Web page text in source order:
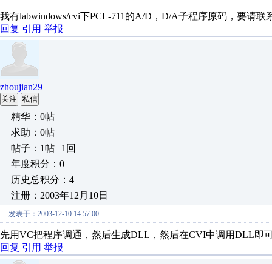
我有labwindows/cvi下PCL-711的A/D，D/A子程序原码，要请联
回复 引用 举报
zhoujian29
关注 私信
精华：0帖
求助：0帖
帖子：1帖 | 1回
年度积分：0
历史总积分：4
注册：2003年12月10日
发表于：2003-12-10 14:57:00
先用VC把程序调通，然后生成DLL，然后在CVI中调用DLL即
回复 引用 举报